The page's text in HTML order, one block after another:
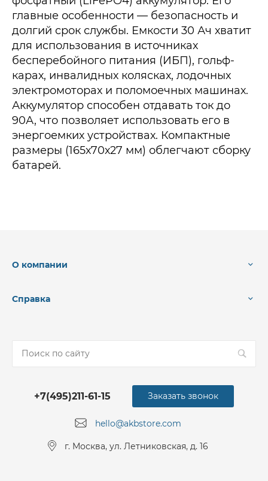
главные особенности — безопасность и
долгий срок службы. Емкости 30 Ач хватит
для использования в источниках
бесперебойного питания (ИБП), гольф-
карах, инвалидных колясках, лодочных
электромоторах и поломоечных машинах.
Аккумулятор способен отдавать ток до
90А, что позволяет использовать его в
энергоемких устройствах. Компактные
размеры (165х70х27 мм) облегчают сборку
батарей.
О компании
Справка
+7(495)211-61-15
hello@akbstore.com
Заказать звонок
г. Москва, ул. Летниковская, д. 16